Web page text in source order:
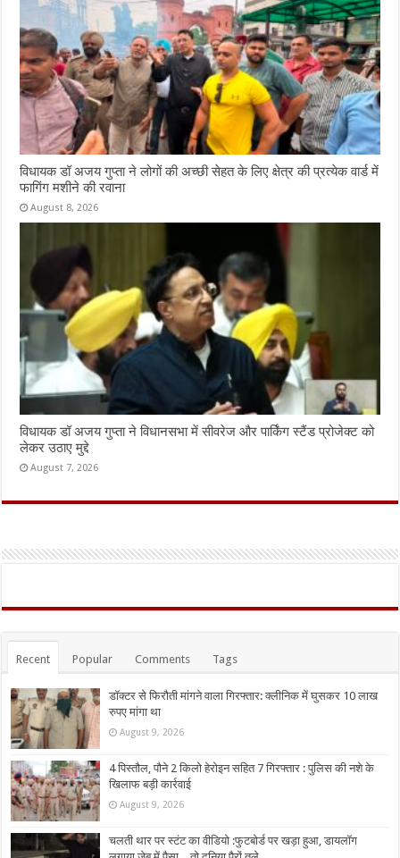
विधायक डॉ अजय गुप्ता ने लोगों की अच्छी सेहत के लिए क्षेत्र की प्रत्येक वार्ड में
फागिंग मशीने की रवाना
August 8, 2026
विधायक डॉ अजय गुप्ता ने विधानसभा में सीवरेज और पार्किंग स्टैंड प्रोजेक्ट को
लेकर उठाए मुद्दे
August 7, 2026
Recent Popular Comments Tags
डॉक्टर से फिरौती मांगने वाला गिरफ्तार: क्लीनिक में घुसकर 10 लाख
रुपए मांगा था
August 9, 2026
4 पिस्तौल, पौने 2 किलो हेरोइन सहित 7 गिरफ्तार : पुलिस की नशे के
खिलाफ बड़ी कार्रवाई
August 9, 2026
चलती थार पर स्टंट का वीडियो :फुटबोर्ड पर खड़ा हुआ, डायलॉग